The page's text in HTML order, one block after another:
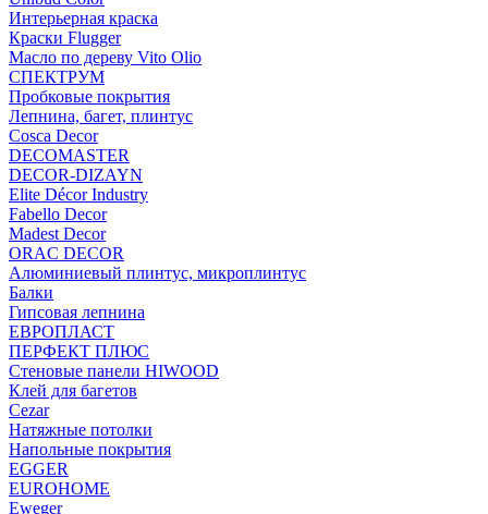
Интерьерная краска
Краски Flugger
Масло по дереву Vito Olio
СПЕКТРУМ
Пробковые покрытия
Лепнина, багет, плинтус
Cosca Decor
DECOMASTER
DECOR-DIZAYN
Elite Décor Industry
Fabello Decor
Madest Decor
ORAC DECOR
Алюминиевый плинтус, микроплинтус
Балки
Гипсовая лепнина
ЕВРОПЛАСТ
ПЕРФЕКТ ПЛЮС
Стеновые панели HIWOOD
Клей для багетов
Cezar
Натяжные потолки
Напольные покрытия
EGGER
EUROHOME
Eweger